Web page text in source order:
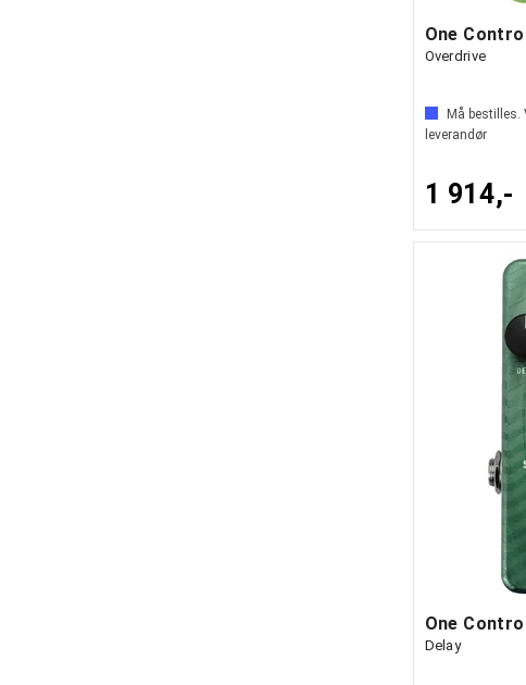
Overdrive
Må bestilles.
leverandør
1 914,-
One
Delay